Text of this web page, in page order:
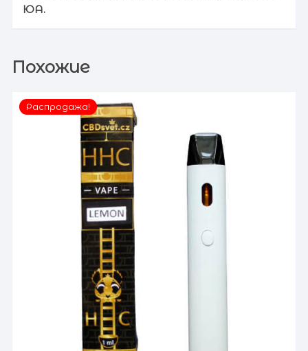
ЮА.
Похожие
Распродажа!